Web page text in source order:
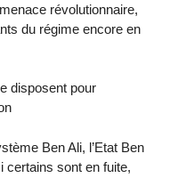
révolutionnaire,
du régime encore en
disposent pour
Ben Ali, l’Etat Ben
certains sont en fuite,